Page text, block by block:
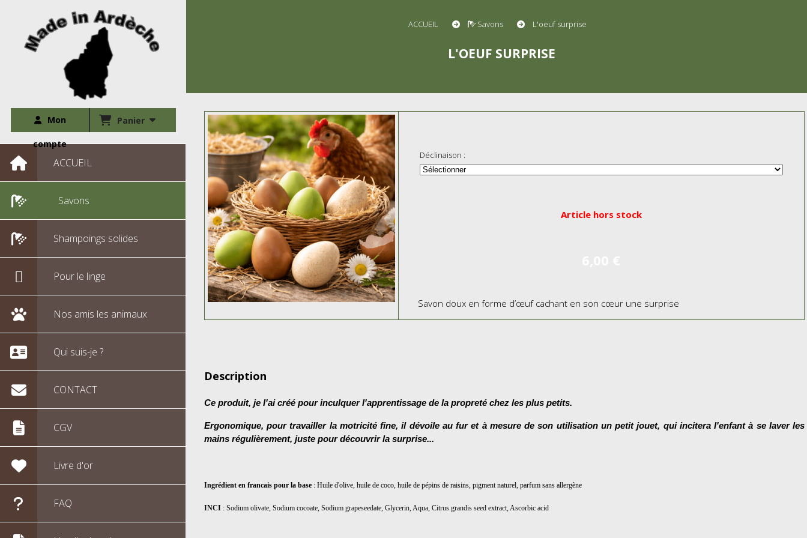
Mon
compte
Panier
ACCUEIL
Savons
Shampoings solides
Pour le linge
Nos amis les animaux
Qui suis-je ?
CONTACT
CGV
Livre d'or
FAQ
ACCUEIL Savons L'oeuf surprise
L'OEUF SURPRISE
Déclinaison :
Article hors stock
Savon doux en forme d’œuf cachant en son cœur une surprise
Description
Ce produit, je l'ai créé pour inculquer l'apprentissage de la propreté chez les plus petits.
Ergonomique, pour travailler la motricité fine, il dévoile au fur et à mesure de son utilisation un petit jouet, qui incitera l'enfant à se laver les
mains régulièrement, juste pour découvrir la surprise...
Ingrédient en francais pour la base : Huile d'olive, huile de coco, huile de pépins de raisins, pigment naturel, parfum sans allergène
INCI : Sodium olivate, Sodium cocoate, Sodium grapeseedate, Glycerin, Aqua, Citrus grandis seed extract, Ascorbic acid